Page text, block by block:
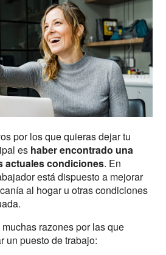
por los que quieras dejar tu
es haber encontrado una
actuales condiciones. En
está dispuesto a mejorar
al hogar u otras condiciones
razones por las que
un puesto de trabajo: